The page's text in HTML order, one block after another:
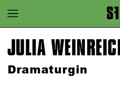
Zur Hauptnavigation
Zum Hauptinhalt
JULIA
Dramaturgin